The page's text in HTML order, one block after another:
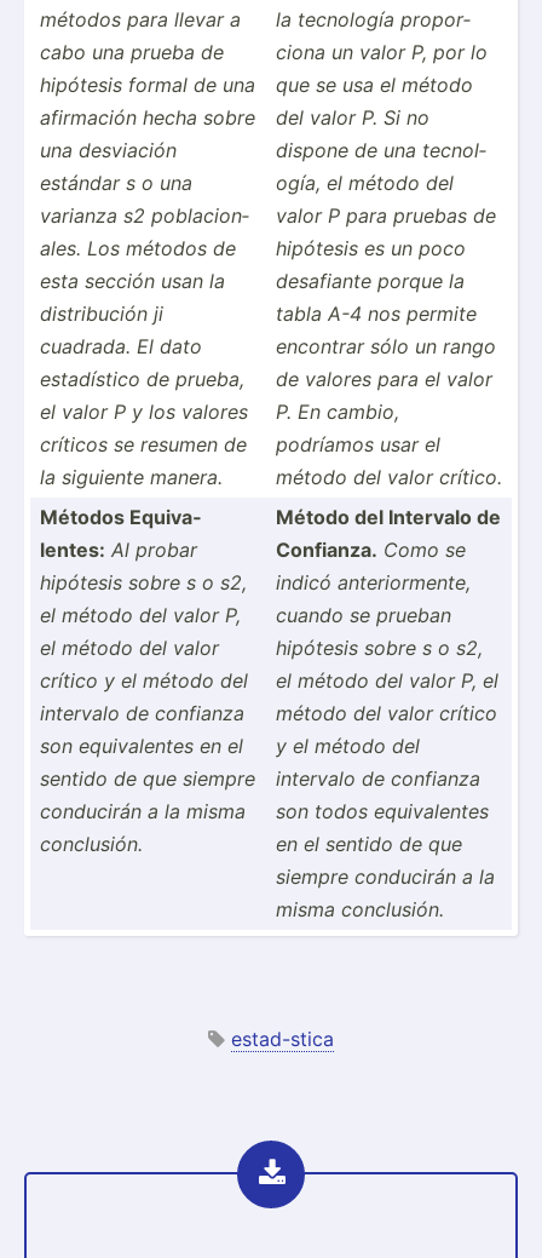
métodos para llevar a
cabo una prueba de
hipótesis formal de una
afirmación hecha sobre
una desviación
estándar s o una
varianza s2 poblac­ion­
ales. Los métodos de
esta sección usan la
distri­bución ji
cuadrada. El dato
estadí­stico de prueba,
el valor P y los valores
críticos se resumen de
la siguiente manera.
la tecnología propor­
ciona un valor P, por lo
que se usa el método
del valor P. Si no
dispone de una tecnol­
ogía, el método del
valor P para pruebas de
hipótesis es un poco
desafiante porque la
tabla A-4 nos permite
encontrar sólo un rango
de valores para el valor
P. En cambio,
podríamos usar el
método del valor crítico.
Métodos Equiva­
lentes: Al probar
hipótesis sobre s o s2,
el método del valor P,
el método del valor
crítico y el método del
intervalo de confianza
son equiva­lentes en el
sentido de que siempre
conducirán a la misma
conclu­sión.
Método del Intervalo de
Confianza. Como se
indicó anteri­orm­ente,
cuando se prueban
hipótesis sobre s o s2,
el método del valor P, el
método del valor crítico
y el método del
intervalo de confianza
son todos equiva­lentes
en el sentido de que
siempre conducirán a la
misma conclu­sión.
estad-stica